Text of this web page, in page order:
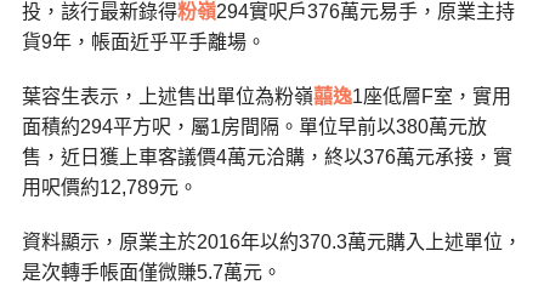
投，該行最新錄得粉嶺294實呎戶376萬元易手，原業主持
貨9年，帳面近乎平手離場。
葉容生表示，上述售出單位為粉嶺囍逸1座低層F室，實用
面積約294平方呎，屬1房間隔。單位早前以380萬元放
售，近日獲上車客議價4萬元洽購，終以376萬元承接，實
用呎價約12,789元。
資料顯示，原業主於2016年以約370.3萬元購入上述單位，
是次轉手帳面僅微賺5.7萬元。